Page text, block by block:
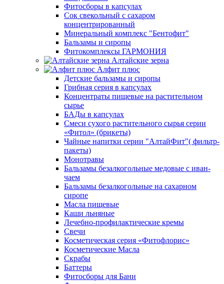
Фитосборы в капсулах
Сок свекольный с сахаром
концентрированный
Минеральный комплекс "Бентофит"
Бальзамы и сиропы
Фитокомплексы ГАРМОНИЯ
Алтайские зерна
Алфит плюс
Детские бальзамы и сиропы
Грибная серия в капсулах
Концентраты пищевые на растительном
сырье
БАДы в капсулах
Смеси сухого растительного сырья серии
«Фитол» (брикеты)
Чайные напитки серии "АлтайФит"( фильтр-
пакеты)
Монотравы
Бальзамы безалкогольные медовые с иван-
чаем
Бальзамы безалкогольные на сахарном
сиропе
Масла пищевые
Каши льняные
Лечебно-профилактические кремы
Свечи
Косметическая серия «Фитофлорис»
Косметические Масла
Скрабы
Баттеры
Фитосборы для Бани